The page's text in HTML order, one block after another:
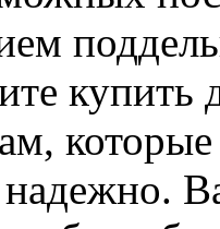
надежно.